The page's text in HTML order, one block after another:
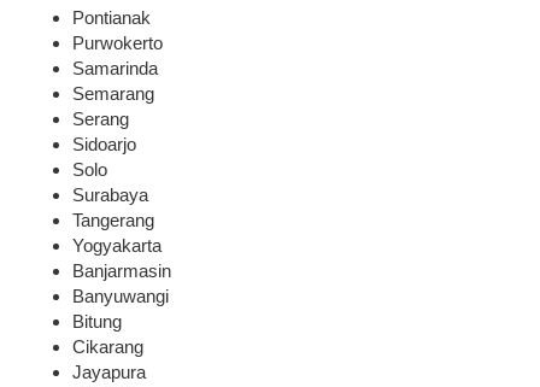
Pontianak
Purwokerto
Samarinda
Semarang
Serang
Sidoarjo
Solo
Surabaya
Tangerang
Yogyakarta
Banjarmasin
Banyuwangi
Bitung
Cikarang
Jayapura